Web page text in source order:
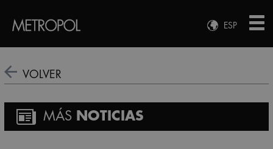
ESP
ENG
VOLVER
MÁS NOTICIAS